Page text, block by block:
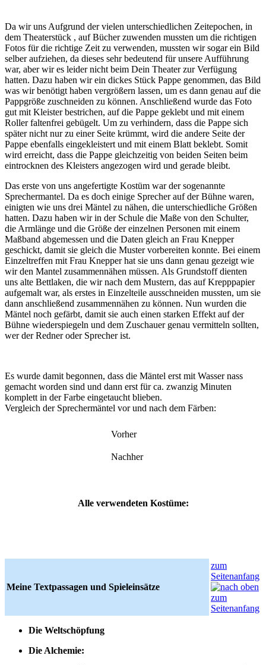
Da wir uns Aufgrund der vielen unterschiedlichen Zeitepochen, in
dem Theaterstück , auf Bücher zuwenden mussten um die richtigen
Fotos für die richtige Zeit zu verwenden, mussten wir sogar ein Bild
selber aufziehen, da dieses sehr bedeutend für unsere Aufführung
war, aber wir es leider nicht beim Dein Theater zur Verfügung
hatten. Dazu haben wir ein dickes Stück Pappe genommen, das Bild
was wir benötigt haben vergrößern lassen, um es dann genau auf die
Pappgröße zuschneiden zu können. Anschließend wurde das Foto
gut mit Kleister bestrichen, auf die Pappe geklebt und mit einem
Roller faltenfrei gebügelt. Um zu verhindern, dass die Pappe sich
später nicht nur zu einer Seite krümmt, wird die andere Seite der
Pappe ebenfalls eingekleistert und mit einem Blatt beklebt. Somit
wird erreicht, dass die Pappe gleichzeitig von beiden Seiten beim
eintrocknen des Kleisters angezogen wird und gerade bleibt.
Das erste von uns angefertigte Kostüm war der sogenannte
Sprechermantel. Da es doch einige Sprecher auf der Bühne waren,
einigten wie uns drei Mäntel zu nähen, die unterschiedliche Größen
hatten. Dazu haben wir in der Schule die Maße von den Schulter,
die Armlänge und die Größe der einzelnen Personen mit einem
Maßband abgemessen und die Daten gleich an Frau Knepper
geschickt, damit sie gleich die Muster vorbereiten konnte. Bei einem
Einzeltreffen mit Frau Knepper hat sie uns dann genau gezeigt wie
wir den Mantel zusammennähen müssen. Als Grundstoff dienten
uns alte Bettlaken, die wir nach dem Mustern, das auf Krepppapier
aufgemalt war, als erstes in Einzelteile ausschneiden mussten, um sie
dann anschließend zusammennähen zu können. Nun wurden die
Mäntel noch gefärbt, damit sie auch einen starken Effekt auf der
Bühne wiederspiegeln und dem Zuschauer genau vermitteln sollten,
wer der Redner oder Sprecher ist.
Es wurde damit begonnen, dass die Mäntel erst mit Wasser nass
gemacht worden sind und dann erst für ca. zwanzig Minuten
komplett in der Farbe eingetaucht blieben.
Vergleich der Sprechermäntel vor und nach dem Färben:
Vorher
Nachher
Alle verwendeten Kostüme:
Meine Textpassagen und Spieleinsätze
zum
Seitenanfang
Die Weltschöpfung
Die Alchemie: